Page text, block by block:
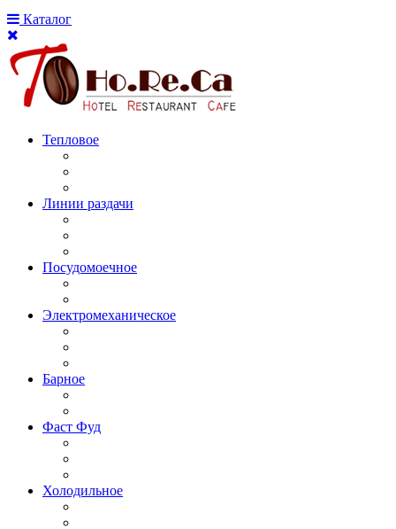
Каталог
Тепловое
Линии раздачи
Посудомоечное
Электромеханическое
Барное
Фаст Фуд
Холодильное